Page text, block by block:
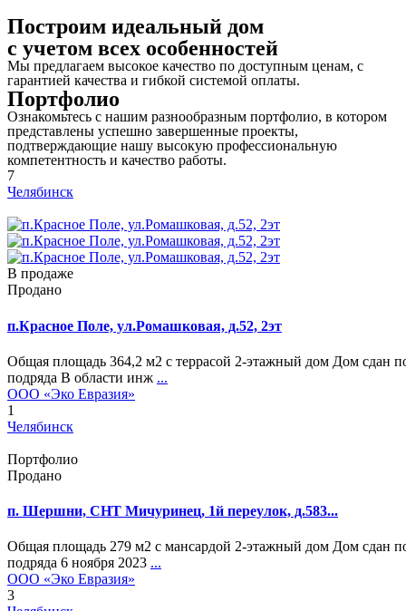
Построим идеальный дом
с учетом всех особенностей
Мы предлагаем высокое качество по доступным ценам, с
гарантией качества и гибкой системой оплаты.
Портфолио
Ознакомьтесь с нашим разнообразным портфолио, в котором
представлены успешно завершенные проекты,
подтверждающие нашу высокую профессиональную
компетентность и качество работы.
7
Челябинск
В продаже
Продано
п.Красное Поле, ул.Ромашковая, д.52, 2эт
Общая площадь 364,2 м2 с террасой 2-этажный дом Дом сдан
подряда В области инж ...
ООО «Эко Евразия»
1
Челябинск
Портфолио
Продано
п. Шершни, СНТ Мичуринец, 1й переулок, д.583...
Общая площадь 279 м2 с мансардой 2-этажный дом Дом сдан
подряда 6 ноября 2023 ...
ООО «Эко Евразия»
3